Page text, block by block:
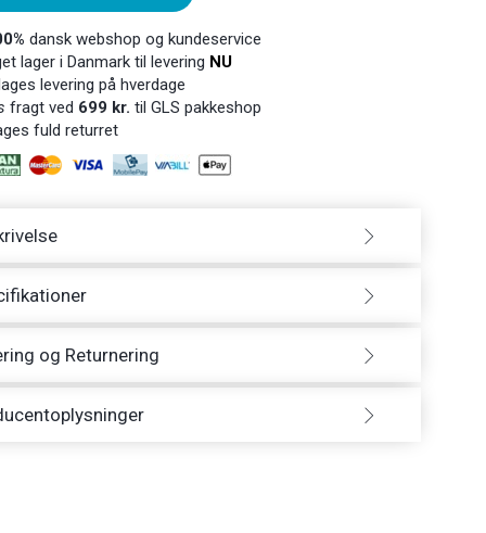
dansk webshop og kundeservice
lager i Danmark til levering NU
levering på hverdage
fragt ved 699 kr. til GLS pakkeshop
fuld returret
og Returnering